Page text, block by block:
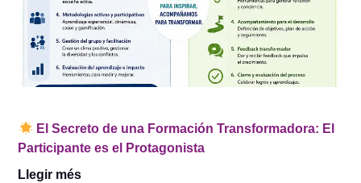
El Secreto de una Formación Transformadora: El
Participante es el Protagonista
Llegir més